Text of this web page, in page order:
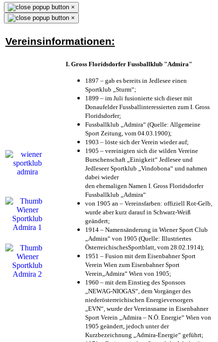
×
×
Vereinsinformationen:
I. Gross Floridsdorfer Fussballklub "Admira"
1897 – gab es bereits in Jedlesee einen
Sportklub „Sturm“;
1899 – im Juli fusionierte sich dieser mit
Donaufelder Fussballinteressierten zum I. Gross
Floridsdorfer;
Fussballklub „Admira“ (Quelle: Allgemeine
Sport Zeitung, vom 04.03.1900);
1903 – löste sich der Verein wieder auf;
1905 – vereinigten sich die wilden Vereine
Burschenschaft „Einigkeit“ Jedlesee und
Jedleseer Sportklub „Vindobona“ und nahmen
dabei wieder
den ehemaligen Namen I. Gross Floridsdorfer
Fussballklub „Admira“
von 1905 an – Vereinsfarben: offiziell Rot-Gelb,
wurde aber kurz darauf in Schwarz-Weiß
geändert;
1914 – Namensänderung in Wiener Sport Club
„Admira“ von 1905 (Quelle: Illustriertes
ÖsterreichischesSportblatt, vom 28.02.1914);
1951 – Fusion mit dem Eisenbahner Sport
Verein Wien zum Eisenbahner Sport
Verein„Admira“ Wien von 1905;
1960 – mit dem Einstieg des Sponsors
„NEWAG-NIOGAS“, dem Vorgänger des
niederösterreichischen Energieversorgers
„EVN“, wurde der Vereinsname in Eisenbahner
Sport Verein „Admira – N.Ö. Energie“ Wien von
1905 geändert, jedoch unter der
Kurzbezeichnung „Admira-Energie“ geführt;